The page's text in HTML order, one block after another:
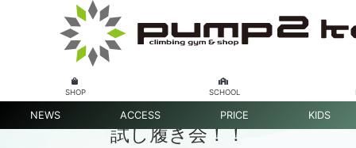
SHOP SCHOOL
NEWS ACCESS PRICE KIDS
試し履き会！！